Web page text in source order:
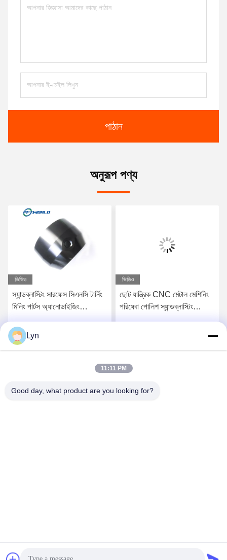
পাঠান
অনুরূপ পণ্য
ভিডিও
স্যান্ডব্লাস্টিং সারফেস সিএনসি টার্নিং
মিলিং পার্টস অ্যানোডাইজিং
ভিডিও
ছোট যান্ত্রিক CNC মেটাল মেশিনিং
পরিষেবা পোলিশ স্যান্ডব্লাস্টিং
Lyn
11:11 PM
Good day, what product are you looking for?